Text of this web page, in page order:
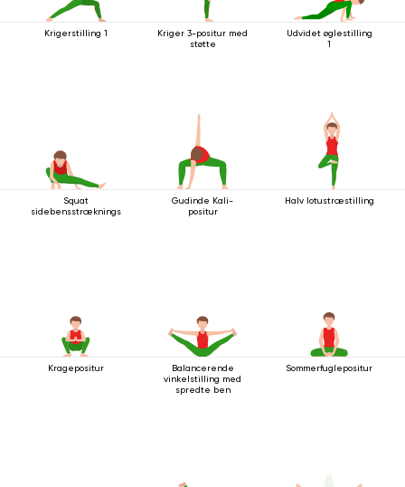
Krigerstilling 1
Kriger 3-positur med
støtte
Udvidet øglestilling
1
Squat
sidebensstrækningsstilling
Gudinde Kali-
positur
Halv lotustræstilling
Kragepositur
Balancerende
vinkelstilling med
spredte ben
Sommerfuglepositur